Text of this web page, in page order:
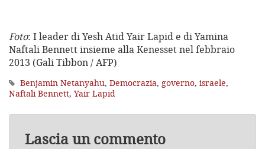
Foto: I leader di Yesh Atid Yair Lapid e di Yamina
Naftali Bennett insieme alla Kenesset nel febbraio
2013 (Gali Tibbon / AFP)
Benjamin Netanyahu, Democrazia, governo, israele,
Naftali Bennett, Yair Lapid
Lascia un commento